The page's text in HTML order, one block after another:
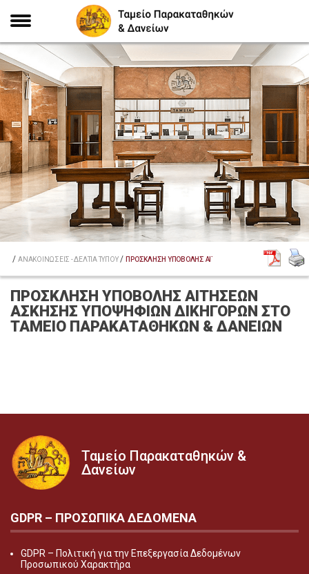
ΑΡΧΙΚΗ
/ ΑΝΑΚΟΙΝΩΣΕΙΣ - ΔΕΛΤΙΑ ΤΥΠΟΥ/ΠΡΟΣΚΛΗΣΗ ΥΠΟΒΟΛΗΣ ΑΙΤΗΣΕΩΝ ΑΣΚΗΣΗΣ
ΠΡΟΣΚΛΗΣΗ ΥΠΟΒΟΛΗΣ ΑΙΤΗΣΕΩΝ
ΑΣΚΗΣΗΣ ΥΠΟΨΗΦΙΩΝ ΔΙΚΗΓΟΡΩΝ ΣΤΟ
ΤΑΜΕΙΟ ΠΑΡΑΚΑΤΑΘΗΚΩΝ & ΔΑΝΕΙΩΝ
Ταμείο Παρακαταθηκών &
Δανείων
GDPR – ΠΡΟΣΩΠΙΚA ΔΕΔΟΜEΝΑ
GDPR – Πολιτική για την Επεξεργασία Δεδομένων
Προσωπικού Χαρακτήρα